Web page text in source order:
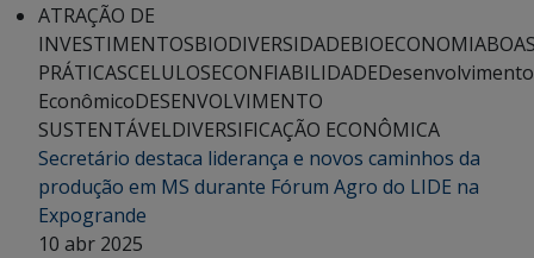
ATRAÇÃO DE
INVESTIMENTOSBIODIVERSIDADEBIOECONOMIA
PRÁTICASCELULOSECONFIABILIDADEDesenvolvimento
EconômicoDESENVOLVIMENTO
SUSTENTÁVELDIVERSIFICAÇÃO ECONÔMICA
Secretário destaca liderança e novos caminhos da
produção em MS durante Fórum Agro do LIDE na
Expogrande
10 abr 2025